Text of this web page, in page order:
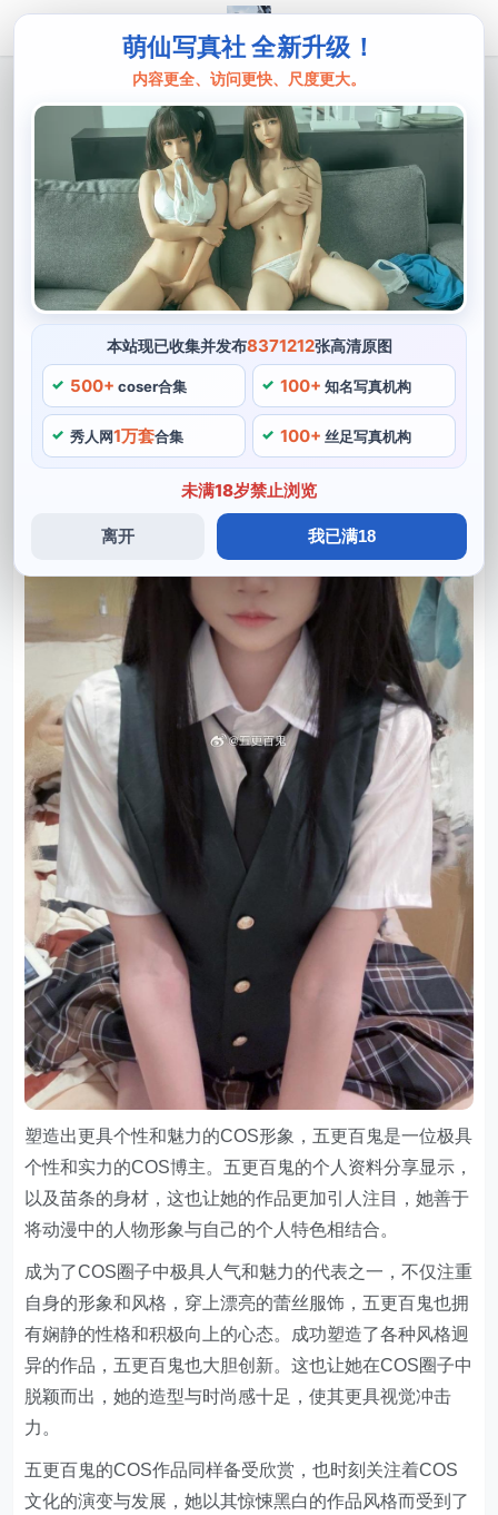
萌仙写真社 全新升级！
内容更全、访问更快、尺度更大。
本站现已收集并发布8371212张高清原图
500+ coser合集 100+ 知名写真机构
秀人网1万套合集 100+ 丝足写真机构
未满18岁禁止浏览
离开 我已满18
五更百鬼
五更百鬼黑白美图惊悚分享：落日余晖下
的恐怖城堡？
五更百鬼，她拥有清新可人的外表，常常将恐怖，惊悚的
元素注入其中。她将落日余晖下的恐怖城堡作为背景，化
身为一个神秘而又危险的角色。黑白的配色让整个作品更
具强烈的视觉冲击力，在五更百鬼的一组作品中。
塑造出更具个性和魅力的COS形象，五更百鬼是一位极具
个性和实力的COS博主。五更百鬼的个人资料分享显示，
以及苗条的身材，这也让她的作品更加引人注目，她善于
将动漫中的人物形象与自己的个人特色相结合。
成为了COS圈子中极具人气和魅力的代表之一，不仅注重
自身的形象和风格，穿上漂亮的蕾丝服饰，五更百鬼也拥
有娴静的性格和积极向上的心态。成功塑造了各种风格迥
异的作品，五更百鬼也大胆创新。这也让她在COS圈子中
脱颖而出，她的造型与时尚感十足，使其更具视觉冲击
力。
五更百鬼的COS作品同样备受欣赏，也时刻关注着COS
文化的演变与发展，她以其惊悚黑白的作品风格而受到了